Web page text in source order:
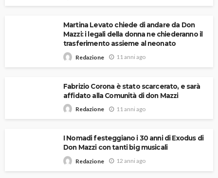
Martina Levato chiede di andare da Don
Mazzi: i legali della donna ne chiederanno il
trasferimento assieme al neonato
Redazione 11 anni ago
Fabrizio Corona è stato scarcerato, e sarà
affidato alla Comunità di don Mazzi
Redazione 11 anni ago
I Nomadi festeggiano i 30 anni di Exodus di
Don Mazzi con tanti big musicali
Redazione 12 anni ago